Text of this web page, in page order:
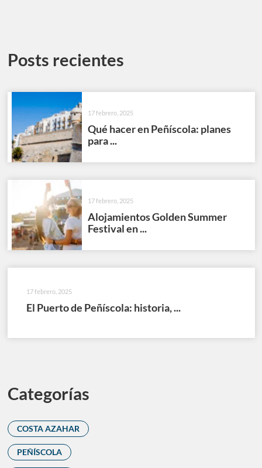
Posts recientes
17 febrero, 2025
Qué hacer en Peñíscola: planes
para ...
17 febrero, 2025
Alojamientos Golden Summer
Festival en ...
17 febrero, 2025
El Puerto de Peñíscola: historia, ...
Categorías
COSTA AZAHAR
PEÑÍSCOLA